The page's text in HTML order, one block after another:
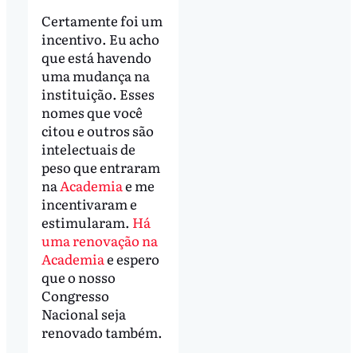
Certamente foi um
incentivo. Eu acho
que está havendo
uma mudança na
instituição. Esses
nomes que você
citou e outros são
intelectuais de
peso que entraram
naAcademiae me
incentivaram e
estimularam. Há
uma renovação na
Academiae espero
que o nosso
Congresso
Nacional seja
renovado também.